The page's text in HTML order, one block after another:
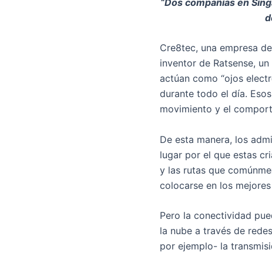
Cre8tec, una empresa
inventor de Ratsense,
actúan como “ojos
durante todo el día.
movimiento y el
De esta manera, los
lugar por el que estas
y las rutas que
colocarse en los
Pero la conectividad
la nube a través de
por ejemplo- la